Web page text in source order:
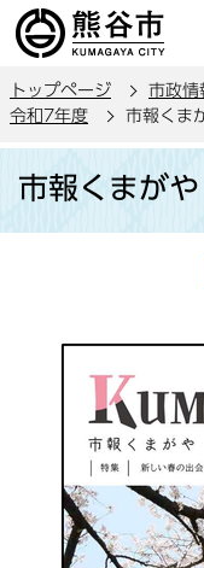
の
ー
トップページ 市政情
令和7年度
市報くま
市報くまが